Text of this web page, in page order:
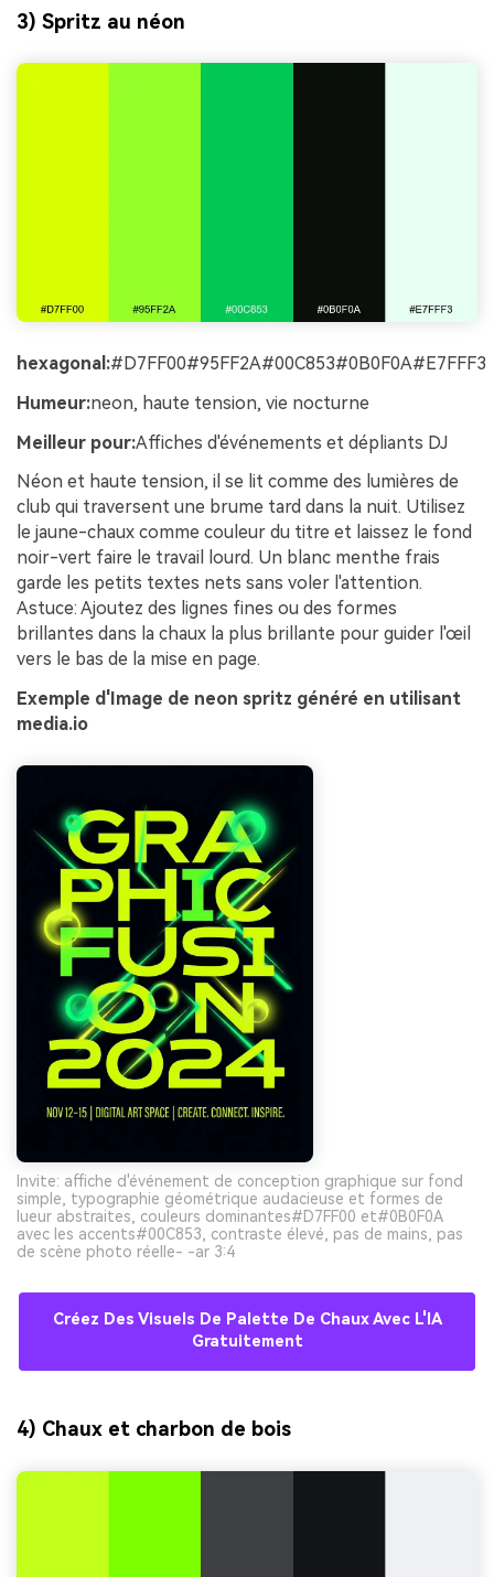
3) Spritz au néon
hexagonal:#D7FF00#95FF2A#00C853#0B0F0A#E7FFF3
Humeur:neon, haute tension, vie nocturne
Meilleur pour:Affiches d'événements et dépliants DJ
Néon et haute tension, il se lit comme des lumières de
club qui traversent une brume tard dans la nuit. Utilisez
le jaune-chaux comme couleur du titre et laissez le fond
noir-vert faire le travail lourd. Un blanc menthe frais
garde les petits textes nets sans voler l'attention.
Astuce: Ajoutez des lignes fines ou des formes
brillantes dans la chaux la plus brillante pour guider l'œil
vers le bas de la mise en page.
Exemple d'Image de neon spritz généré en utilisant
media.io
Invite: affiche d'événement de conception graphique sur fond
simple, typographie géométrique audacieuse et formes de
lueur abstraites, couleurs dominantes#D7FF00 et#0B0F0A
avec les accents#00C853, contraste élevé, pas de mains, pas
de scène photo réelle- -ar 3:4
Créez Des Visuels De Palette De Chaux Avec L'IA
Gratuitement
4) Chaux et charbon de bois